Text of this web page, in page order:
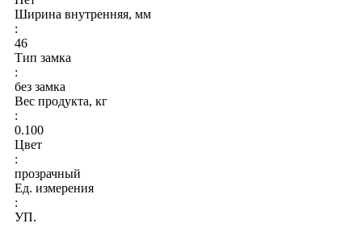
Ширина внутренняя, мм
:
46
Тип замка
:
без замка
Вес продукта, кг
:
0.100
Цвет
:
прозрачный
Ед. измерения
:
УП.